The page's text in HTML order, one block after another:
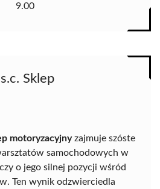
9.00
Sklep
motoryzacyjnyzajmuje szóste
samochodowych w
o jego silnej pozycji wśród
Ten wynik odzwierciedla